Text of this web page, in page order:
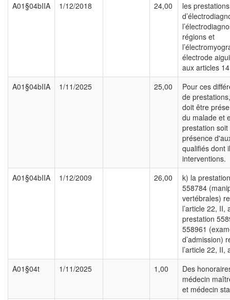
A01§04bIIA
1/12/2018 24,00
les prestations
régions et
électrode
aux articles
A01§04bIIA
1/11/2025 25,00
Pour ces
de
doit être
du malade et
prestation
présence
qualifiés dont
interventions.
A01§04bIIA
1/12/2009 26,00
k) la
558784
vertébrales)
l’article 22, II,
prestation
558961
d’admission)
l’article 22, II,
A01§04t
1/11/2025 1,00
Des
médecin
et médecin